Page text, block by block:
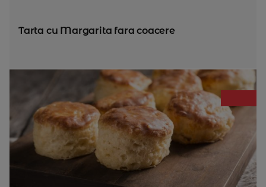
Tarta cu Margarita fara coacere